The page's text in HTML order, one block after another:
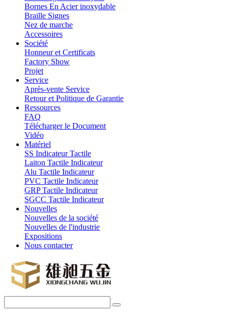
Bornes En Acier inoxydable
Braille Signes
Nez de marche
Accessoires
Société
Honneur et Certificats
Factory Show
Projet
Service
Après-vente Service
Retour et Politique de Garantie
Ressources
FAQ
Télécharger le Document
Vidéo
Matériel
SS Indicateur Tactile
Laiton Tactile Indicateur
Alu Tactile Indicateur
PVC Tactile Indicateur
GRP Tactile Indicateur
SGCC Tactile Indicateur
Nouvelles
Nouvelles de la société
Nouvelles de l'industrie
Expositions
Nous contacter